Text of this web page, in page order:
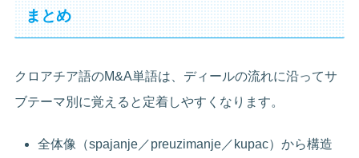
まとめ
クロアチア語のM&A単語は、ディールの流れに沿ってサ
ブテーマ別に覚えると定着しやすくなります。
全体像（spajanje／preuzimanje／kupac）から構造